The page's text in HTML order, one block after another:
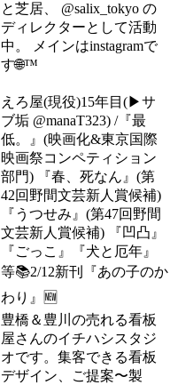
と芝居、 @salix_tokyo の
ディレクターとして活動
中。 メインはinstagramで
す🌐™️
えろ屋(現役)15年目(▶︎サ
ブ垢 @manaT323) /『最
低。』(映画化&東京国際
映画祭コンペティション
部門) 『春、死なん』(第
42回野間文芸新人賞候補)
『うつせみ』(第47回野間
文芸新人賞候補) 『凹凸』
『ごっこ』『犬と厄年』
等📚2/12新刊『あの子のか
わり』🆕
豊橋＆豊川の売れる看板
屋さんのイチハシスタジ
オです。集客できる看板
デザイン、ご提案〜製